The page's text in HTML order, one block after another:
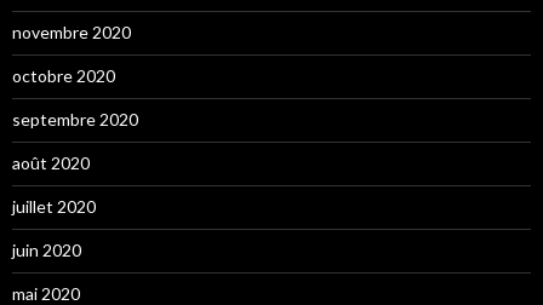
novembre 2020
octobre 2020
septembre 2020
août 2020
juillet 2020
juin 2020
mai 2020